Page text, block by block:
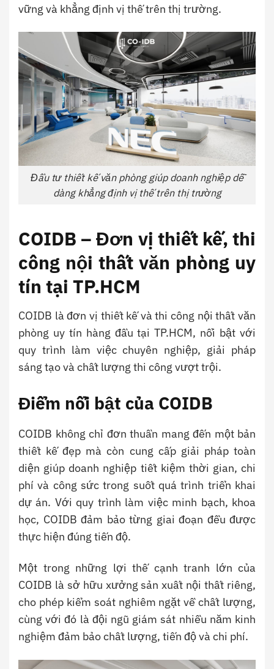
vững và khẳng định vị thế trên thị trường.
Đầu tư thiết kế văn phòng giúp doanh nghiệp dễ
dàng khẳng định vị thế trên thị trường
COIDB – Đơn vị thiết kế, thi
công nội thất văn phòng uy
tín tại TP.HCM
COIDB là đơn vị thiết kế và thi công nội thất văn
phòng uy tín hàng đầu tại TP.HCM, nổi bật với
quy trình làm việc chuyên nghiệp, giải pháp
sáng tạo và chất lượng thi công vượt trội.
Điểm nổi bật của COIDB
COIDB không chỉ đơn thuần mang đến một bản
thiết kế đẹp mà còn cung cấp giải pháp toàn
diện giúp doanh nghiệp tiết kiệm thời gian, chi
phí và công sức trong suốt quá trình triển khai
dự án. Với quy trình làm việc minh bạch, khoa
học, COIDB đảm bảo từng giai đoạn đều được
thực hiện đúng tiến độ.
Một trong những lợi thế cạnh tranh lớn của
COIDB là sở hữu xưởng sản xuất nội thất riêng,
cho phép kiểm soát nghiêm ngặt về chất lượng,
cùng với đó là đội ngũ giám sát nhiều năm kinh
nghiệm đảm bảo chất lượng, tiến độ và chi phí.